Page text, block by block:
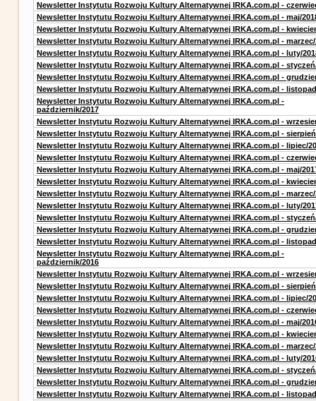
Newsletter Instytutu Rozwoju Kultury Alternatywnej IRKA.com.pl -
Newsletter Instytutu Rozwoju Kultury Alternatywnej IRKA.com.pl - maj/
Newsletter Instytutu Rozwoju Kultury Alternatywnej IRKA.com.pl -
Newsletter Instytutu Rozwoju Kultury Alternatywnej IRKA.com.pl - marzec/
Newsletter Instytutu Rozwoju Kultury Alternatywnej IRKA.com.pl - luty/
Newsletter Instytutu Rozwoju Kultury Alternatywnej IRKA.com.pl -
Newsletter Instytutu Rozwoju Kultury Alternatywnej IRKA.com.pl -
Newsletter Instytutu Rozwoju Kultury Alternatywnej IRKA.com.pl -
Newsletter Instytutu Rozwoju Kultury Alternatywnej IRKA.com.pl -
październik/2017
Newsletter Instytutu Rozwoju Kultury Alternatywnej IRKA.com.pl -
Newsletter Instytutu Rozwoju Kultury Alternatywnej IRKA.com.pl -
Newsletter Instytutu Rozwoju Kultury Alternatywnej IRKA.com.pl - lipiec/
Newsletter Instytutu Rozwoju Kultury Alternatywnej IRKA.com.pl -
Newsletter Instytutu Rozwoju Kultury Alternatywnej IRKA.com.pl - maj/
Newsletter Instytutu Rozwoju Kultury Alternatywnej IRKA.com.pl -
Newsletter Instytutu Rozwoju Kultury Alternatywnej IRKA.com.pl - marzec/
Newsletter Instytutu Rozwoju Kultury Alternatywnej IRKA.com.pl - luty/
Newsletter Instytutu Rozwoju Kultury Alternatywnej IRKA.com.pl -
Newsletter Instytutu Rozwoju Kultury Alternatywnej IRKA.com.pl -
Newsletter Instytutu Rozwoju Kultury Alternatywnej IRKA.com.pl -
Newsletter Instytutu Rozwoju Kultury Alternatywnej IRKA.com.pl -
październik/2016
Newsletter Instytutu Rozwoju Kultury Alternatywnej IRKA.com.pl -
Newsletter Instytutu Rozwoju Kultury Alternatywnej IRKA.com.pl -
Newsletter Instytutu Rozwoju Kultury Alternatywnej IRKA.com.pl - lipiec/
Newsletter Instytutu Rozwoju Kultury Alternatywnej IRKA.com.pl -
Newsletter Instytutu Rozwoju Kultury Alternatywnej IRKA.com.pl - maj/
Newsletter Instytutu Rozwoju Kultury Alternatywnej IRKA.com.pl -
Newsletter Instytutu Rozwoju Kultury Alternatywnej IRKA.com.pl - marzec/
Newsletter Instytutu Rozwoju Kultury Alternatywnej IRKA.com.pl - luty/
Newsletter Instytutu Rozwoju Kultury Alternatywnej IRKA.com.pl -
Newsletter Instytutu Rozwoju Kultury Alternatywnej IRKA.com.pl -
Newsletter Instytutu Rozwoju Kultury Alternatywnej IRKA.com.pl -